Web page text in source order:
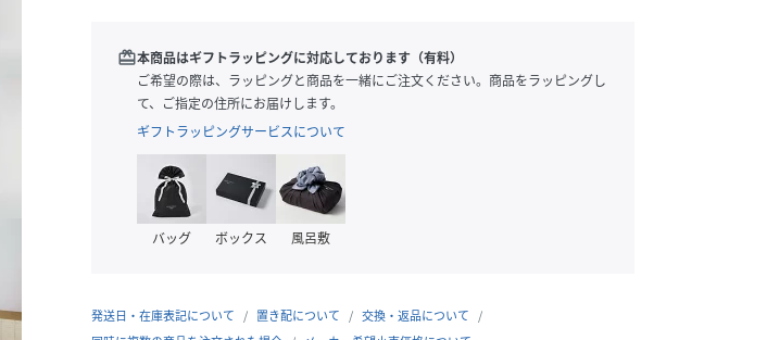
redeem本商品はギフトラッピングに対応しております（有料）
ご希望の際は、ラッピングと商品を一緒にご注文ください。商品をラッピングし
て、ご指定の住所にお届けします。
ギフトラッピングサービスについて
バッグ ボックス 風呂敷
発送日・在庫表記について 置き配について
交換・返品について